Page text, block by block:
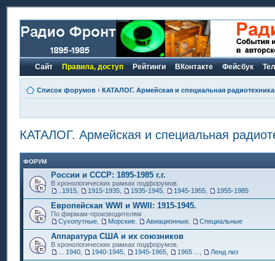
Сайт Правила, доступ Рейтинги ВКонтакте Фейсбук
Список форумов ‹ КАТАЛОГ. Армейская и специальная
КАТАЛОГ. Армейская и специальная
ФОРУМ
России и СССР: 1895-1985 г.г.
В хронологических рамках подфорумов.
..1915
1915-1935 1935-1945 1945-1955 1955-1985
Европейская WWI и WWII: 1915-1945.
По фирмам-производителям .
Сухопутные
Морские Авиационные Специальные
Аппаратура США и их союзников
В хронологических рамках подфорумов.
... 1940
1940-1945 1945-1965 1965 ... Ленд лиз